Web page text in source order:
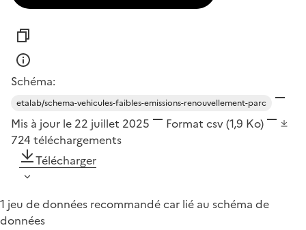
Schéma:
etalab/schema-vehicules-faibles-emissions-renouvellement-parc
Mis à jour le 22 juillet 2025 Format csv(1,9 Ko)
724 téléchargements
Télécharger
1 jeu de données recommandé car lié au schéma de
données